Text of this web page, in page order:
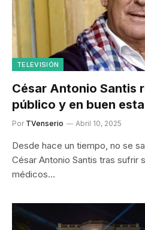
TELEVISIÓN
César Antonio Santis
público y en buen
Por TVenserio Abril 10, 2025
Desde hace un tiempo, no se
César Antonio Santis tras sufrir
médicos…